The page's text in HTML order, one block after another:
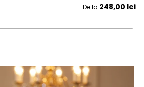
Pret initial
De la 248,00 lei